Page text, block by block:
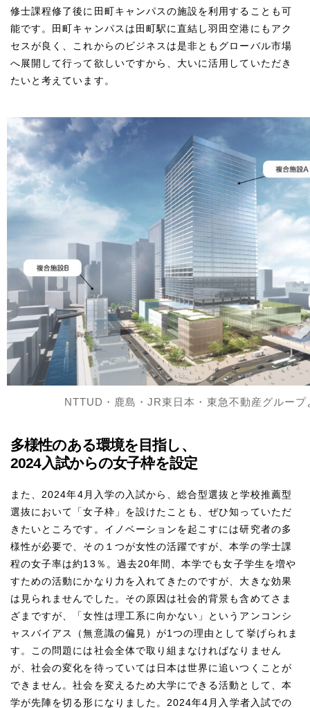
修士課程修了後に田町キャンパスの施設を利用することも可
能です。田町キャンパスは田町駅に直結し羽田空港にもアク
セスが良く、これからのビジネスは是非ともグローバル市場
へ展開して行って欲しいですから、大いに活用していただき
たいと考えています。
NTTUD・鹿島・JR東日本・東急不動産グループ
多様性のある環境を目指し、
2024入試からの女子枠を設定
また、2024年4月入学の入試から、総合型選抜と学校推薦型
選抜において「女子枠」を設けたことも、ぜひ知っていただ
きたいところです。イノベーションを起こすには研究者の多
様性が必要で、その１つが女性の活躍ですが、本学の学士課
程の女子率は約13％。過去20年間、本学でも女子学生を増や
すための活動にかなり力を入れてきたのですが、大きな効果
は見られませんでした。その原因は社会的背景も含めてさま
ざまですが、「女性は理工系に向かない」というアンコンシ
ャスバイアス（無意識の偏見）が1つの理由として挙げられま
す。この問題には社会全体で取り組まなければなりません
が、社会の変化を待っていては日本は世界に追いつくことが
できません。社会を変えるため大学にできる活動として、本
学が先陣を切る形になりました。2024年4月入学者入試での